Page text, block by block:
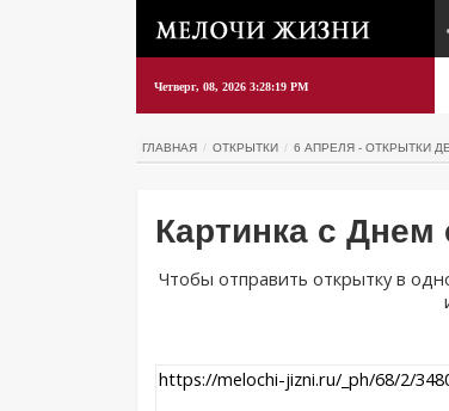
Четверг, 08, 2026 3:28:19 PM
ГЛАВНАЯ ОТКРЫТКИ 6 АПРЕЛЯ - ОТКРЫТКИ
Картинка с Днем
Чтобы отправить открытку в